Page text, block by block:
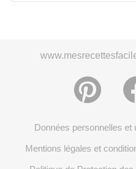
Données personnelles et
Mentions légales et